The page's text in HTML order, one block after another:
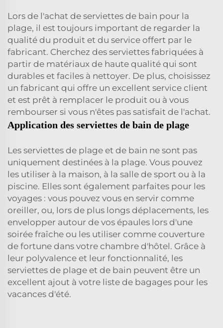
Lors de l'achat de serviettes de bain pour la
plage, il est toujours important de regarder la
qualité du produit et du service offert par le
fabricant. Cherchez des serviettes fabriquées à
partir de matériaux de haute qualité qui sont
durables et faciles à nettoyer. De plus, choisissez
un fabricant qui offre un excellent service client
et est prêt à remplacer le produit ou à vous
rembourser si vous n'êtes pas satisfait de l'achat.
Application des serviettes de bain de plage
Les serviettes de plage et de bain ne sont pas
uniquement destinées à la plage. Vous pouvez
les utiliser à la maison, à la salle de sport ou à la
piscine. Elles sont également parfaites pour les
voyages : vous pouvez vous en servir comme
oreiller, ou, lors de plus longs déplacements, les
envelopper autour de vos épaules lors d'une
soirée fraîche ou les utiliser comme couverture
de fortune dans votre chambre d'hôtel. Grâce à
leur polyvalence et leur fonctionnalité, les
serviettes de plage et de bain peuvent être un
excellent ajout à votre liste de bagages pour les
vacances d'été.